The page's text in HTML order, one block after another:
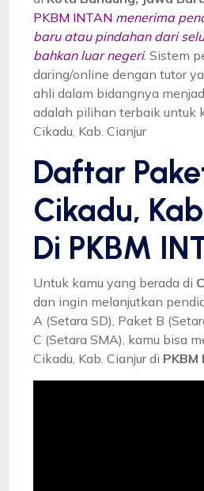
PKBM INTAN menerima
baru atau pindahan dari
bahkan luar negeri. Sistem
daring/online dengan tutor
ahli dalam bidangnya
adalah pilihan terbaik untuk
Cikadu, Kab. Cianjur
Daftar
Cikadu,
Di PKBM
Untuk kamu yang berada di
dan ingin melanjutkan
A (Setara SD), Paket B
C (Setara SMA), kamu bisa
Cikadu, Kab. Cianjur di PKBM